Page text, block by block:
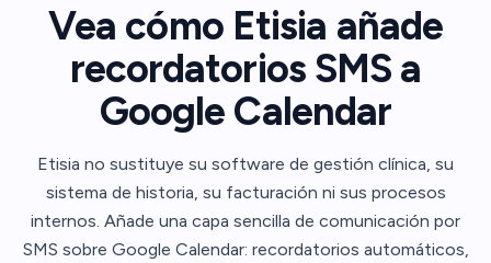
Vea cómo Etisia añade
recordatorios SMS a
Google Calendar
Etisia no sustituye su software de gestión clínica, su
sistema de historia, su facturación ni sus procesos
internos. Añade una capa sencilla de comunicación por
SMS sobre Google Calendar: recordatorios automáticos,